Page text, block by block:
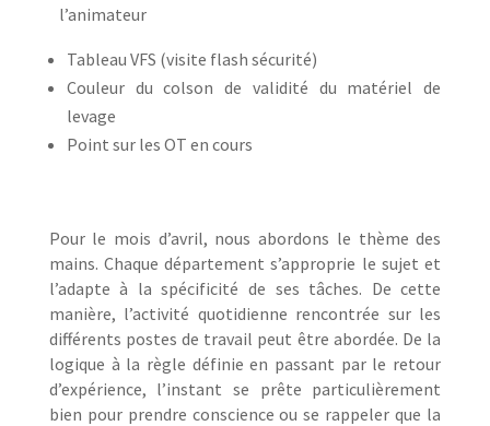
l’animateur
Tableau VFS (visite flash sécurité)
Couleur du colson de validité du matériel de
levage
Point sur les OT en cours
Pour le mois d’avril, nous abordons le thème des
mains. Chaque département s’approprie le sujet et
l’adapte à la spécificité de ses tâches. De cette
manière, l’activité quotidienne rencontrée sur les
différents postes de travail peut être abordée. De la
logique à la règle définie en passant par le retour
d’expérience, l’instant se prête particulièrement
bien pour prendre conscience ou se rappeler que la